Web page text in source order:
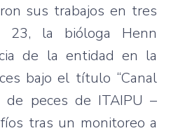
sus trabajos en tres
23, la bióloga Henn
de la entidad en la
bajo el título “Canal
de peces de ITAIPU –
tras un monitoreo a